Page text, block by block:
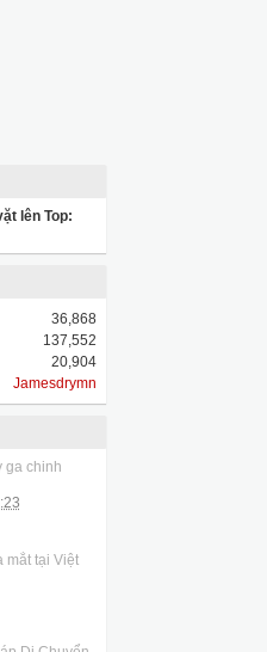
lên Top:
36,868
137,552
20,904
Jamesdrymn
ga chinh
mắt tại Việt